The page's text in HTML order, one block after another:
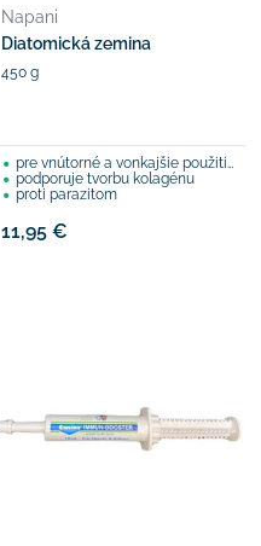
Napani
Diatomická zemina
450 g
pre vnútorné a vonkajšie použitie
podporuje tvorbu kolagénu
proti parazitom
11,95 €